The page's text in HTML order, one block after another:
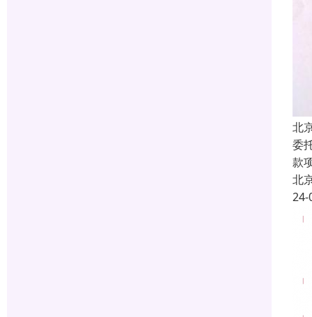
北
委
款
北
24-